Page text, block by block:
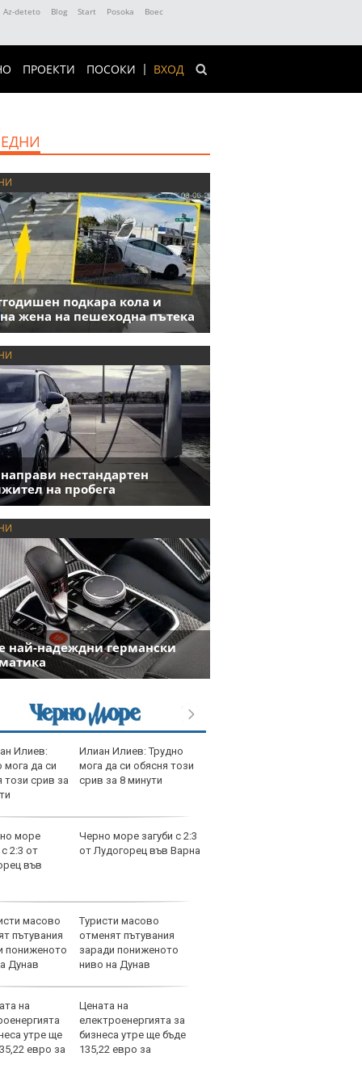
Az-deteto Blog Start Posoka
Boec
ВХОД
ПРОЕКТИ ПОСОКИ
подкара кола и
жена на пешеходна пътека
нестандартен
на пробега
най-надеждни германски
Илиан Илиев: Трудно
мога да си обясня този
срив за 8 минути
Черно море загуби с 2:3
от Лудогорец във Варна
Туристи масово
отменят пътувания
заради пониженото
ниво на Дунав
Цената на
електроенергията за
бизнеса утре ще бъде
135,22 евро за